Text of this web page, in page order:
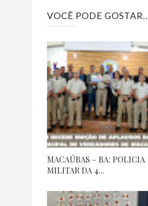
VOCÊ PODE
MACAÚBAS – BA: POLICIA
MILITAR DA 4...